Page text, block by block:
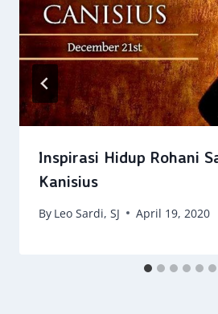
Inspirasi Hidup Rohani
Kanisius
By Leo Sardi, SJ April 19, 2020